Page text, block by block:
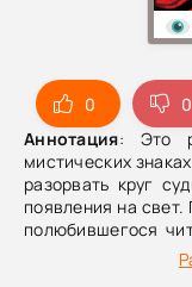
0
0
Аннотация: Это
мистических
разорвать круг
появления на
полюбившегося
силу чувств и
расплачивается